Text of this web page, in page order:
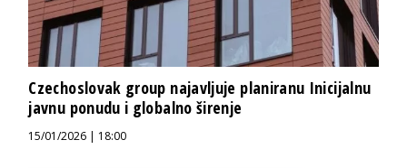
Czechoslovak group najavljuje planiranu Inicijalnu
javnu ponudu i globalno širenje
15/01/2026 | 18:00